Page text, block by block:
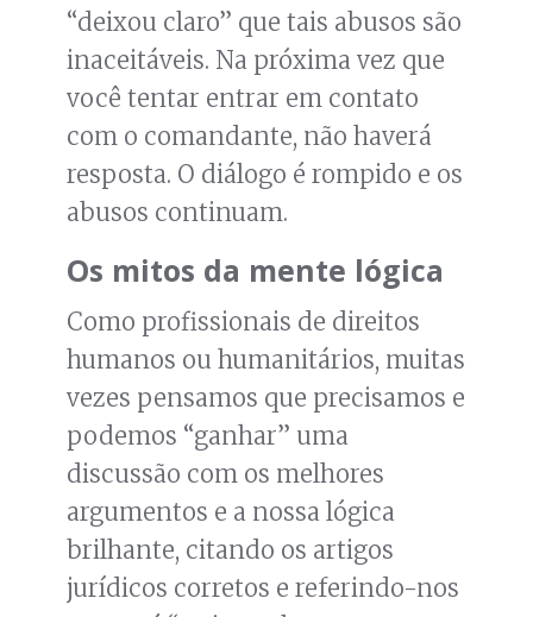
“deixou claro” que tais abusos são
inaceitáveis. Na próxima vez que
você tentar entrar em contato
com o comandante, não haverá
resposta. O diálogo é rompido e os
abusos continuam.
Os mitos da mente lógica
Como profissionais de direitos
humanos ou humanitários, muitas
vezes pensamos que precisamos e
podemos “ganhar” uma
discussão com os melhores
argumentos e a nossa lógica
brilhante, citando os artigos
jurídicos corretos e referindo-nos